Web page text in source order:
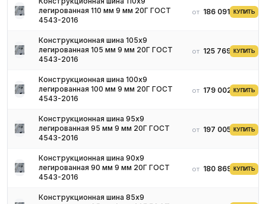
легированная 110 мм 9 мм 20Г ГОСТ
4543-2016
от 186 091 ₽КУПИТЬ
Конструкционная шина 105х9
легированная 105 мм 9 мм 20Г ГОСТ
4543-2016
от 125 769 ₽КУПИТЬ
Конструкционная шина 100х9
легированная 100 мм 9 мм 20Г ГОСТ
4543-2016
от 179 002 ₽КУПИТЬ
Конструкционная шина 95х9
легированная 95 мм 9 мм 20Г ГОСТ
4543-2016
от 197 005 ₽КУПИТЬ
Конструкционная шина 90х9
легированная 90 мм 9 мм 20Г ГОСТ
4543-2016
от 180 869 ₽КУПИТЬ
Конструкционная шина 85х9